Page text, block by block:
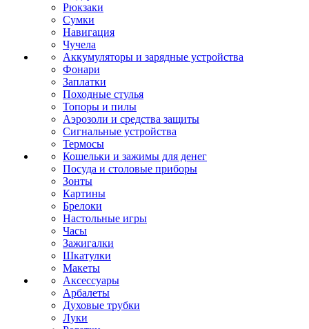
Рюкзаки
Сумки
Навигация
Чучела
Аккумуляторы и зарядные устройства
Фонари
Заплатки
Походные стулья
Топоры и пилы
Аэрозоли и средства защиты
Сигнальные устройства
Термосы
Кошельки и зажимы для денег
Посуда и столовые приборы
Зонты
Картины
Брелоки
Настольные игры
Часы
Зажигалки
Шкатулки
Макеты
Аксессуары
Арбалеты
Духовые трубки
Луки